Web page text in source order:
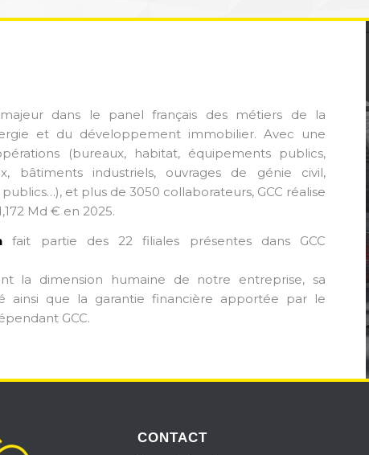
dans le panel français des métiers de la
et du développement immobilier. Avec une
(bureaux, habitat, équipements publics,
bâtiments industriels, ouvrages de génie civil,
et plus de 3050 collaborateurs, GCC réalise
Md € en 2025.
fait partie des 22 filiales présentes dans GCC
la dimension humaine de notre entreprise, sa
ainsi que la garantie financière apportée par le
GCC.
CONTACT